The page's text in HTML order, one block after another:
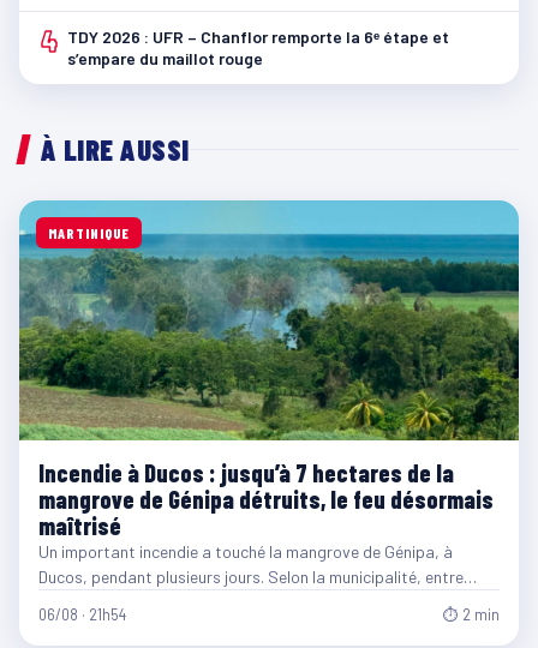
4 TDY 2026 : UFR – Chanflor remporte la 6ᵉ étape et
s’empare du maillot rouge
À LIRE AUSSI
MARTINIQUE
Incendie à Ducos : jusqu’à 7 hectares de la
mangrove de Génipa détruits, le feu désormais
maîtrisé
Un important incendie a touché la mangrove de Génipa, à
Ducos, pendant plusieurs jours. Selon la municipalité, entre…
06/08 · 21h54 ⏱ 2 min